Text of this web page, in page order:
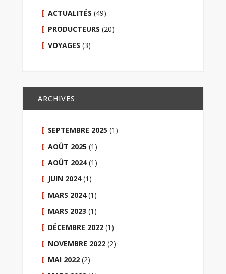
ACTUALITÉS (49)
PRODUCTEURS (20)
VOYAGES (3)
ARCHIVES
SEPTEMBRE 2025 (1)
AOÛT 2025 (1)
AOÛT 2024(1)
JUIN 2024(1)
MARS 2024(1)
MARS 2023 (1)
DÉCEMBRE 2022 (1)
NOVEMBRE 2022 (2)
MAI 2022 (2)